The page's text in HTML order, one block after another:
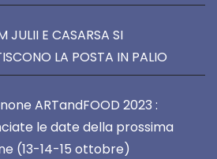
JULII E CASARSA SI
LA POSTA IN PALIO
ARTandFOOD 2023 :
le date della prossima
(13-14-15 ottobre)